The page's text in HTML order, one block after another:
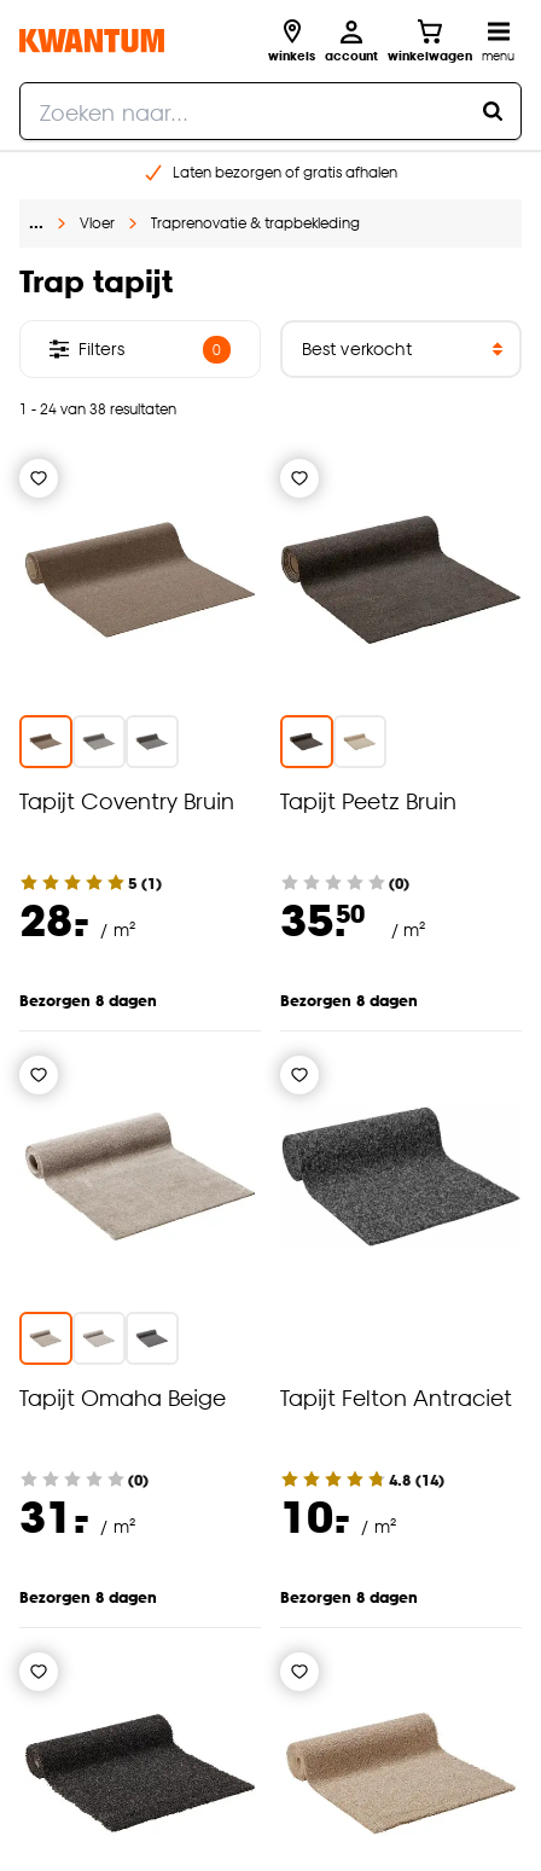
winkels account winkelwagen menu
Laten bezorgen of gratis afhalen
Gratis raam advies en opmeten aan huis
… Vloer Traprenovatie & trapbekleding
Trap tapijt
1 - 24 van 38 resultaten
Filters 0
Tapijt Coventry Bruin
5 (1)
28.
- / m²
Bezorgen 8 dagen
Tapijt Peetz Bruin
(0)
35.50
/ m²
Bezorgen 8 dagen
Tapijt Omaha Beige
(0)
31.
- / m²
Bezorgen 8 dagen
Tapijt Felton Antraciet
4.8 (14)
10.
- / m²
Bezorgen 8 dagen